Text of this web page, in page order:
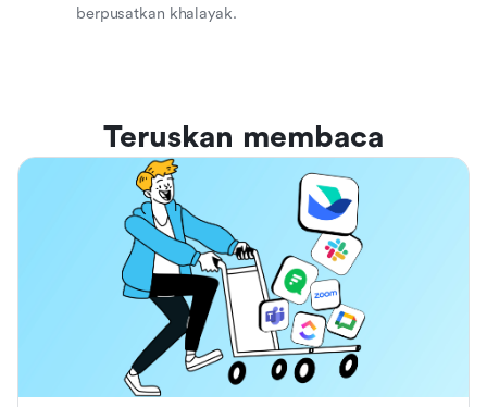
berpusatkan khalayak.
Teruskan membaca